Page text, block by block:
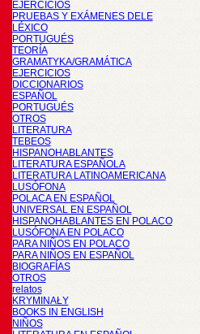
EJERCICIOS
PRUEBAS Y EXÁMENES DELE
LÉXICO
PORTUGUÉS
TEORÍA
GRAMATYKA/GRAMÁTICA
EJERCICIOS
DICCIONARIOS
ESPAÑOL
PORTUGUÉS
OTROS
LITERATURA
TEBEOS
HISPANOHABLANTES
LITERATURA ESPAÑOLA
LITERATURA LATINOAMERICANA
LUSÓFONA
POLACA EN ESPAÑOL
UNIVERSAL EN ESPAÑOL
HISPANOHABLANTES EN POLACO
LUSÓFONA EN POLACO
PARA NIÑOS EN POLACO
PARA NIÑOS EN ESPAÑOL
BIOGRAFÍAS
OTROS
relatos
KRYMINAŁY
BOOKS IN ENGLISH
NIÑOS